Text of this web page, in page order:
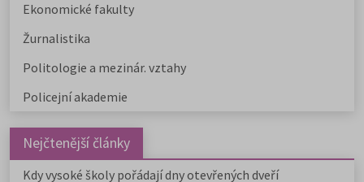
Ekonomické fakulty
Žurnalistika
Politologie a mezinár. vztahy
Policejní akademie
Nejčtenější články
Kdy vysoké školy pořádají dny otevřených dveří